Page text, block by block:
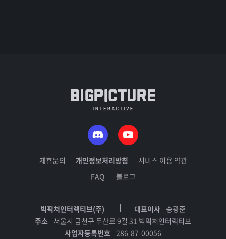
제휴문의 개인정보처리방침
서비스 이용 약관
FAQ
블로그
빅픽처인터렉티브(주) 대표이사 송광준
주소 서울시 금천구 두산로 9길 31 빅픽처인터렉티브
사업자등록번호 286-87-00056